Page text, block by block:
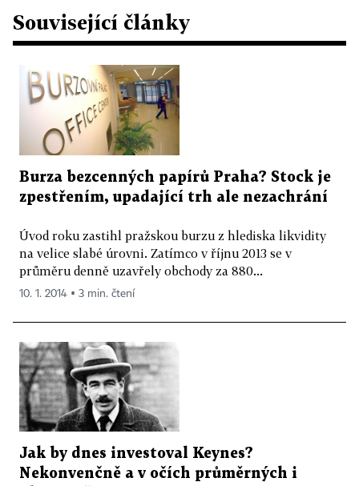
Související články
Burza bezcenných papírů Praha? Stock je
zpestřením, upadající trh ale nezachrání
Úvod roku zastihl pražskou burzu z hlediska likvidity
na velice slabé úrovni. Zatímco v říjnu 2013 se v
průměru denně uzavřely obchody za 880...
10. 1. 2014 ▪ 3 min. čtení
Jak by dnes investoval Keynes?
Nekonvenčně a v očích průměrných i